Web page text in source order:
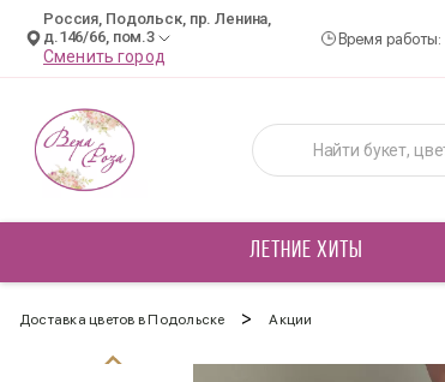
Россия, Подольск, пр. Ленина,
д.146/66, пом.3
Сменить город
Время работы:
ЛЕТНИЕ ХИТЫ
Доставка цветов в Подольске > Акции